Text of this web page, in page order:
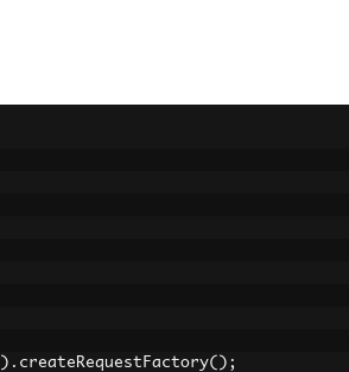
createRequestFactory();